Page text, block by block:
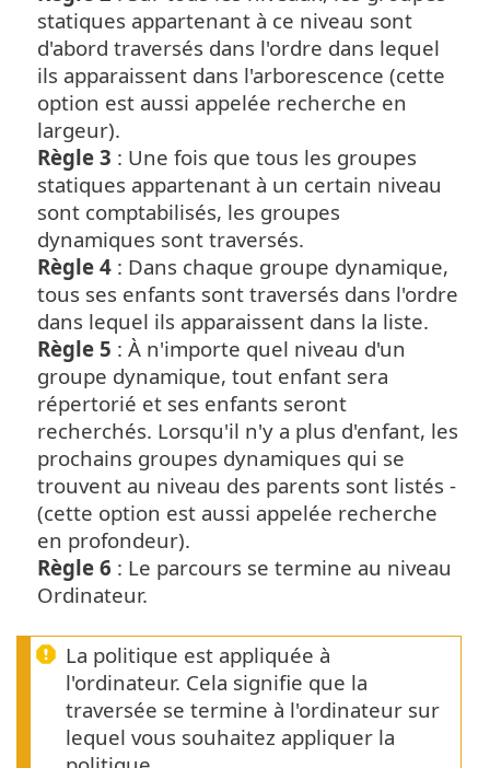
statiques appartenant à ce niveau sont
d'abord traversés dans l'ordre dans lequel
ils apparaissent dans l'arborescence (cette
option est aussi appelée recherche en
largeur).
Règle 3 : Une fois que tous les groupes
statiques appartenant à un certain niveau
sont comptabilisés, les groupes
dynamiques sont traversés.
Règle 4 : Dans chaque groupe dynamique,
tous ses enfants sont traversés dans l'ordre
dans lequel ils apparaissent dans la liste.
Règle 5 : À n'importe quel niveau d'un
groupe dynamique, tout enfant sera
répertorié et ses enfants seront
recherchés. Lorsqu'il n'y a plus d'enfant, les
prochains groupes dynamiques qui se
trouvent au niveau des parents sont listés -
(cette option est aussi appelée recherche
en profondeur).
Règle 6 : Le parcours se termine au niveau
Ordinateur.
La politique est appliquée à
l'ordinateur. Cela signifie que la
traversée se termine à l'ordinateur sur
lequel vous souhaitez appliquer la